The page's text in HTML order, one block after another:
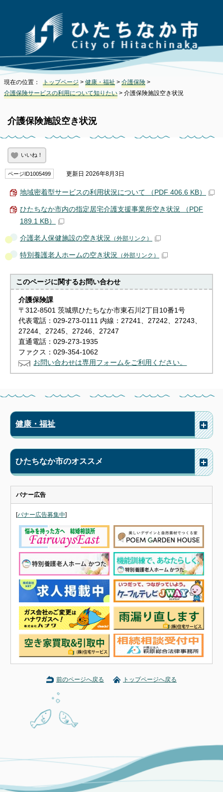
現在の位置： トップページ > 健康・福祉 > 介護保険 >
介護保険サービスの利用について知りたい > 介護保険施設空き状況
介護保険施設空き状況
いいね！
ページID1005499 更新日 2026年8月3日
地域密着型サービスの利用状況について （PDF 406.6 KB）
ひたちなか市内の指定居宅介護支援事業所空き状況 （PDF
189.1 KB）
介護老人保健施設の空き状況 （外部リンク）
特別養護老人ホームの空き状況 （外部リンク）
このページに関するお問い合わせ
介護保険課
〒312-8501 茨城県ひたちなか市東石川2丁目10番1号
代表電話：029-273-0111 内線：27241、27242、27243、
27244、27245、27246、27247
直通電話：029-273-1935
ファクス：029-354-1062
お問い合わせは専用フォームをご利用ください。
健康・福祉
ひたちなか市のオススメ
バナー広告
[バナー広告募集中]
前のページへ戻る トップページへ戻る